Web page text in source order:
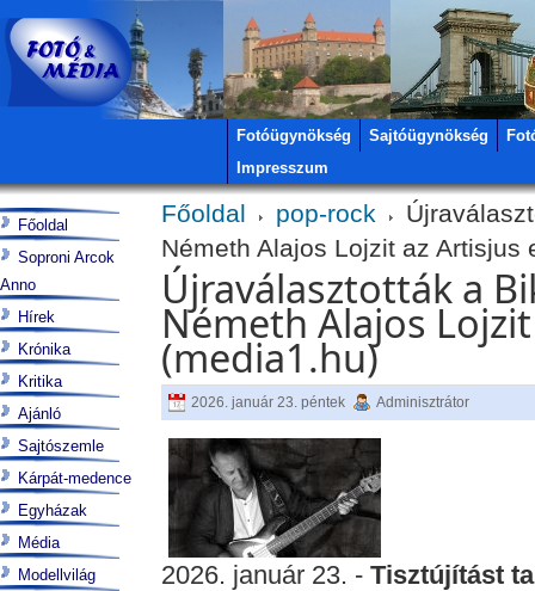
Fotóügynökség Sajtóügynökség
Impresszum
Főoldal pop-rock
Németh Alajos Lojzit az Artisjus
Újraválasztották a
Németh Alajos
(media1.hu)
2026. január 23. péntek Adminisztrátor
2026. január 23. - Tisztújítást
Főoldal
Soproni Arcok
Anno
Hírek
Krónika
Kritika
Ajánló
Sajtószemle
Kárpát-medence
Egyházak
Média
Modellvilág